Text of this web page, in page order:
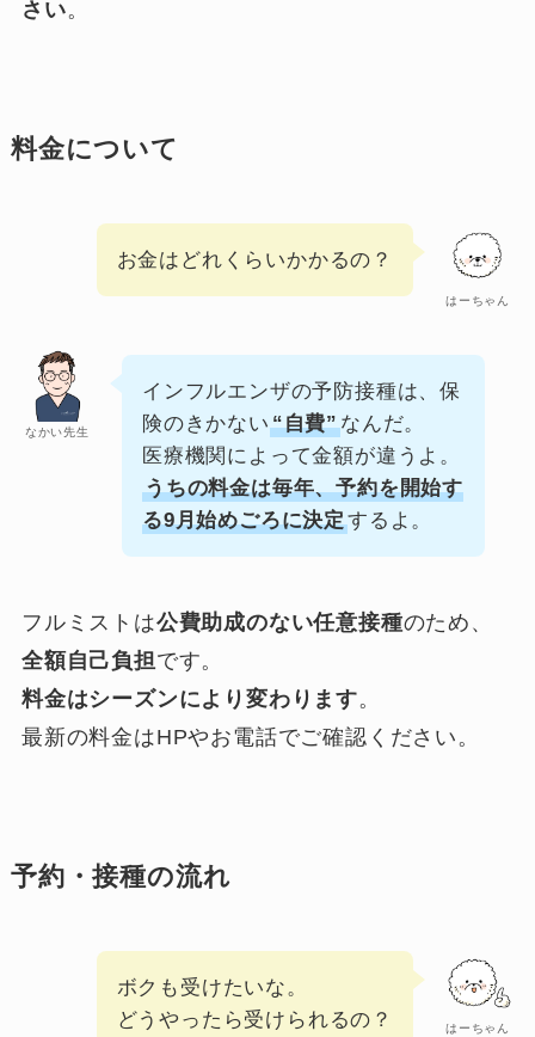
さい。
料金について
はーちゃん
お金はどれくらいかかるの？
なかい先生
インフルエンザの予防接種は、保
険のきかない“自費”なんだ。
医療機関によって金額が違うよ。
うちの料金は毎年、予約を開始す
る9月始めごろに決定するよ。
フルミストは公費助成のない任意接種のため、
全額自己負担です。
料金はシーズンにより変わります。
最新の料金はHPやお電話でご確認ください。
予約・接種の流れ
はーちゃん
ボクも受けたいな。
どうやったら受けられるの？